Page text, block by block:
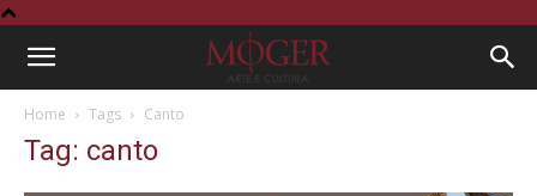
Home Tags Canto
Tag: canto